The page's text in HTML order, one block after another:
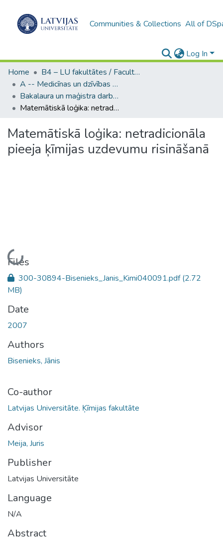
Communities & Collections All of
Log In
Home
B4 – LU fakultātes / Faculties of the UL
A -- Medicīnas un dzīvības zinātņu fakultāte / Faculty of Medicine and Life Sciences
Bakalaura un maģistra darbi (MDZF) / Bachelor's and Master's theses
Matemātiskā loģika: netradicionāla pieeja ķīmijas uzdevumu risināšanā
Matemātiskā loģika: netradicionāla
pieeja ķīmijas uzdevumu risināšanā
Loading...
Files
300-30894-Bisenieks_Janis_Kimi040091.pdf(2.72
MB)
Date
2007
Authors
Bisenieks, Jānis
Co-author
Latvijas Universitāte. Ķīmijas fakultāte
Advisor
Meija, Juris
Publisher
Latvijas Universitāte
Language
N/A
Abstract